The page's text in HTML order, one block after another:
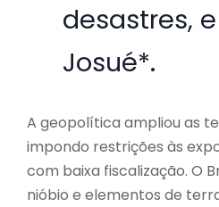
desastres,
Josué*.
A geopolítica ampliou as
impondo restrições às
com baixa fiscalização. O
nióbio e elementos de